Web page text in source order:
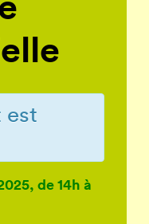
est
de 14h à